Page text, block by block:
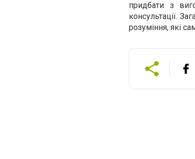
придбати з
консультації.
розуміння, які